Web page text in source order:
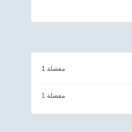
1 مفضلة
1 مفضلة